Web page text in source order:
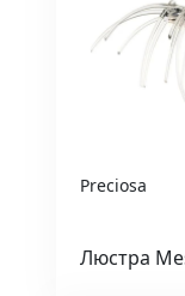
Preciosa
Люстра